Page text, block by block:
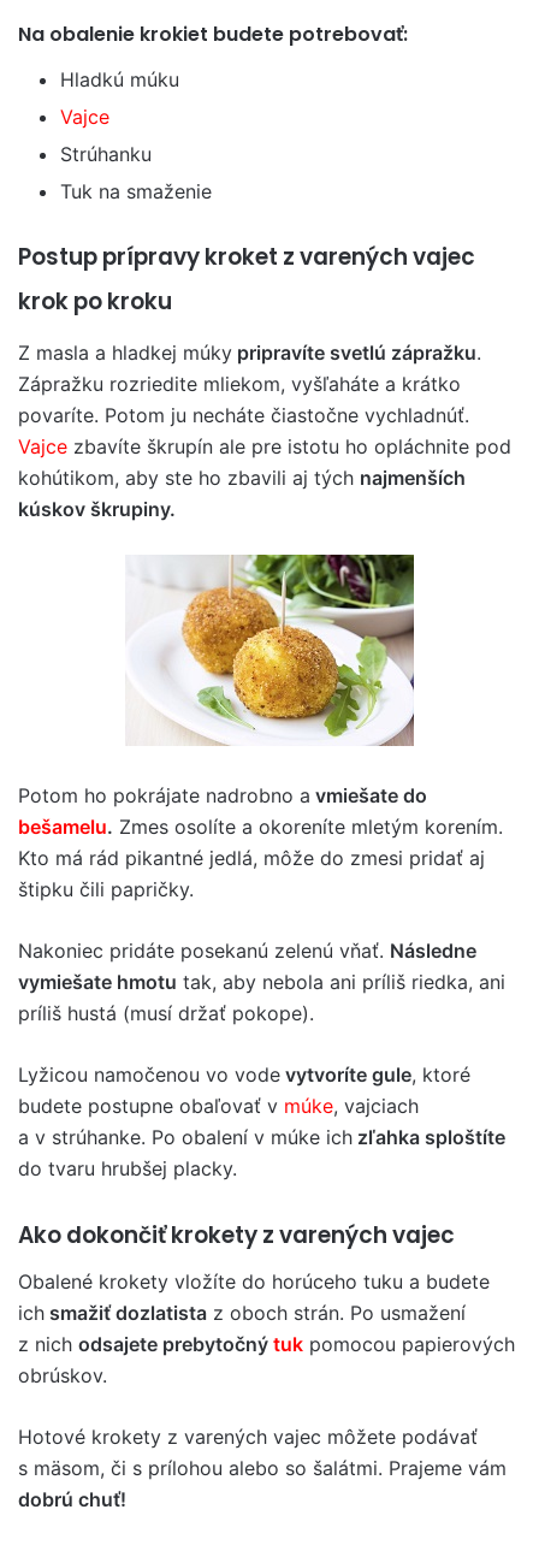
Na obalenie krokiet budete potrebovať:
Hladkú múku
Vajce
Strúhanku
Tuk na smaženie
Postup prípravy kroket z varených vajec
krok po kroku
Z masla a hladkej múky pripravíte svetlú zápražku.
Zápražku rozriedite mliekom, vyšľaháte a krátko
povaríte. Potom ju necháte čiastočne vychladnúť.
Vajce zbavíte škrupín ale pre istotu ho opláchnite pod
kohútikom, aby ste ho zbavili aj tých najmenších
kúskov škrupiny.
Potom ho pokrájate nadrobno a vmiešate do
bešamelu. Zmes osolíte a okoreníte mletým korením.
Kto má rád pikantné jedlá, môže do zmesi pridať aj
štipku čili papričky.
Nakoniec pridáte posekanú zelenú vňať. Následne
vymiešate hmotu tak, aby nebola ani príliš riedka, ani
príliš hustá (musí držať pokope).
Lyžicou namočenou vo vode vytvoríte gule, ktoré
budete postupne obaľovať v múke, vajciach
a v strúhanke. Po obalení v múke ich zľahka sploštíte
do tvaru hrubšej placky.
Ako dokončiť krokety z varených vajec
Obalené krokety vložíte do horúceho tuku a budete
ich smažiť dozlatista z oboch strán. Po usmažení
z nich odsajete prebytočný tuk pomocou papierových
obrúskov.
Hotové krokety z varených vajec môžete podávať
s mäsom, či s prílohou alebo so šalátmi. Prajeme vám
dobrú chuť!